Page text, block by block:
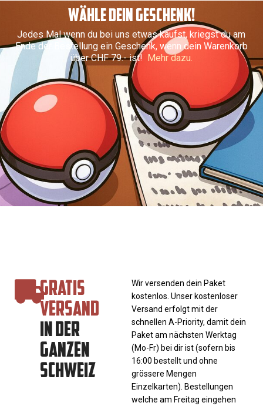
WÄHLE DEIN GESCHENK!
Jedes Mal wenn du bei uns etwas kaufst, kriegst du am
Ende der Bestellung ein Geschenk, wenn dein Warenkorb
über CHF 79.- ist! Mehr dazu.
GRATIS
VERSAND
IN DER
GANZEN
SCHWEIZ
Wir versenden dein Paket
kostenlos. Unser kostenloser
Versand erfolgt mit der
schnellen A-Priority, damit dein
Paket am nächsten Werktag
(Mo-Fr) bei dir ist (sofern bis
16:00 bestellt und ohne
grössere Mengen
Einzelkarten). Bestellungen
welche am Freitag eingehen